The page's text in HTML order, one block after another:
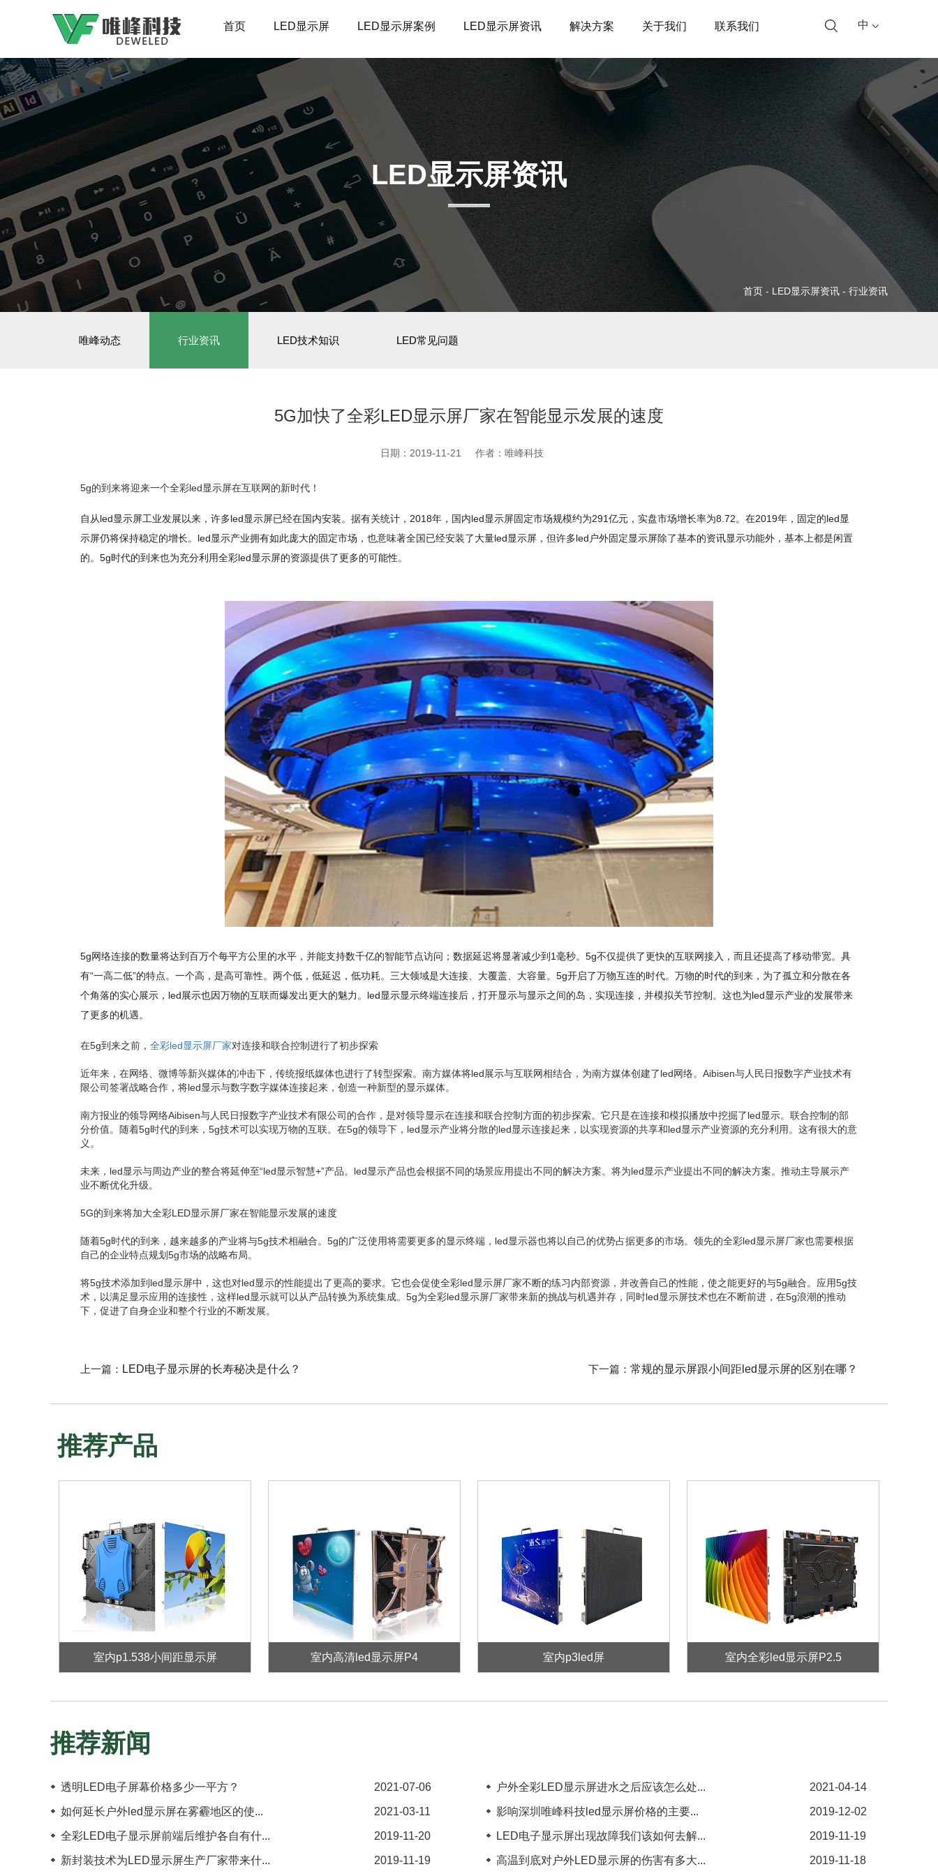
首页 LED显示屏 LED显示屏案例 LED显示屏资讯 解决方案 关于我们 联系我们 中
LED显示屏资讯
首页 - LED显示屏资讯 - 行业资讯
唯峰动态 行业资讯 LED技术知识 LED常见问题
5G加快了全彩LED显示屏厂家在智能显示发展的速度
日期：2019-11-21 作者：唯峰科技
5g的到来将迎来一个全彩led显示屏在互联网的新时代！
自从led显示屏工业发展以来，许多led显示屏已经在国内安装。据有关统计，2018年，国内led显示屏固定市场规模约为291亿元，实盘市场增长率为8.72。在2019年，固定的led显
示屏仍将保持稳定的增长。led显示产业拥有如此庞大的固定市场，也意味著全国已经安装了大量led显示屏，但许多led户外固定显示屏除了基本的资讯显示功能外，基本上都是闲置
的。5g时代的到来也为充分利用全彩led显示屏的资源提供了更多的可能性。
5g网络连接的数量将达到百万个每平方公里的水平，并能支持数千亿的智能节点访问；数据延迟将显著减少到1毫秒。5g不仅提供了更快的互联网接入，而且还提高了移动带宽。具
有“一高二低”的特点。一个高，是高可靠性。两个低，低延迟，低功耗。三大领域是大连接、大覆盖、大容量。5g开启了万物互连的时代。万物的时代的到来，为了孤立和分散在各
个角落的实心展示，led展示也因万物的互联而爆发出更大的魅力。led显示显示终端连接后，打开显示与显示之间的岛，实现连接，并模拟关节控制。这也为led显示产业的发展带来
了更多的机遇。
在5g到来之前， 全彩led显示屏厂家对连接和联合控制进行了初步探索
近年来，在网络、微博等新兴媒体的冲击下，传统报纸媒体也进行了转型探索。南方媒体将led展示与互联网相结合，为南方媒体创建了led网络。Aibisen与人民日报数字产业技术有
限公司签署战略合作，将led显示与数字数字媒体连接起来，创造一种新型的显示媒体。
南方报业的领导网络Aibisen与人民日报数字产业技术有限公司的合作，是对领导显示在连接和联合控制方面的初步探索。它只是在连接和模拟播放中挖掘了led显示。联合控制的部
分价值。随着5g时代的到来，5g技术可以实现万物的互联。在5g的领导下，led显示产业将分散的led显示连接起来，以实现资源的共享和led显示产业资源的充分利用。这有很大的意
义。
未来，led显示与周边产业的整合将延伸至“led显示智慧+”产品。led显示产品也会根据不同的场景应用提出不同的解决方案。将为led显示产业提出不同的解决方案。推动主导展示产
业不断优化升级。
5G的到来将加大全彩LED显示屏厂家在智能显示发展的速度
随着5g时代的到来，越来越多的产业将与5g技术相融合。5g的广泛使用将需要更多的显示终端，led显示器也将以自己的优势占据更多的市场。领先的全彩led显示屏厂家也需要根据
自己的企业特点规划5g市场的战略布局。
将5g技术添加到led显示屏中，这也对led显示的性能提出了更高的要求。它也会促使全彩led显示屏厂家不断的练习内部资源，并改善自己的性能，使之能更好的与5g融合。 应用5g技
术，以满足显示应用的连接性，这样led显示就可以从产品转换为系统集成。 5g为全彩led显示屏厂家带来新的挑战与机遇并存，同时led显示屏技术也在不断前进，在5g浪潮的推动
下，促进了自身企业和整个行业的不断发展。
上一篇： LED电子显示屏的长寿秘决是什么？ 下一篇： 常规的显示屏跟小间距led显示屏的区别在哪？
推荐产品
室内p1.538小间距显示屏 室内高清led显示屏P4 室内p3led屏 室内全彩led显示屏P2.5
推荐新闻
透明LED电子屏幕价格多少一平方？ 2021-07-06 户外全彩LED显示屏进水之后应该怎么处... 2021-04-14
如何延长户外led显示屏在雾霾地区的使... 2021-03-11 影响深圳唯峰科技led显示屏价格的主要... 2019-12-02
全彩LED电子显示屏前端后维护各自有什... 2019-11-20 LED电子显示屏出现故障我们该如何去解... 2019-11-19
新封装技术为LED显示屏生产厂家带来什... 2019-11-19 高温到底对户外LED显示屏的伤害有多大... 2019-11-18